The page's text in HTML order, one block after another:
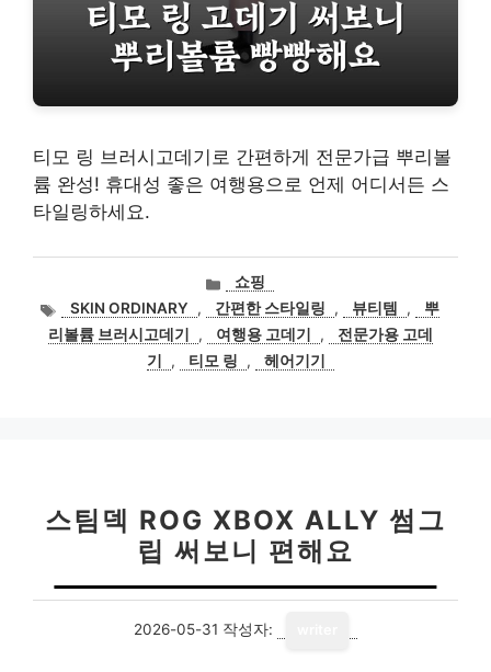
티모 링 브러시고데기로 간편하게 전문가급 뿌리볼
륨 완성! 휴대성 좋은 여행용으로 언제 어디서든 스
타일링하세요.
카
테
고
리
쇼핑
태
그
SKIN ORDINARY , 간편한 스타일링 , 뷰티템 ,
뿌
리볼륨 브러시고데기
, 여행용 고데기 ,
전문가용 고데
기
, 티모 링 , 헤어기기
스팀덱 ROG XBOX ALLY 썸그
립 써보니 편해요
2026-05-31 작성자: